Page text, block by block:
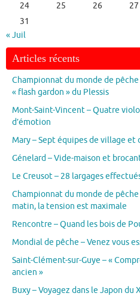
24
25 26 27
31
« Juil
Articles récents
Championnat du monde de
« flash gardon » du Plessis
Mont-Saint-Vincent – Quatre
d’émotion
Mary – Sept équipes de village et
Génelard – Vide-maison et
Le Creusot – 28 largages
Championnat du monde de
matin, la tension est maximale
Rencontre – Quand les bois de
Mondial de pêche – Venez vous
Saint-Clément-sur-Guye – «
ancien »
Buxy – Voyagez dans le Japon du